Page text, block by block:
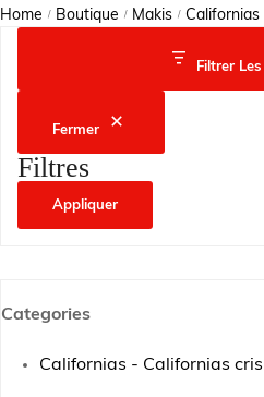
Home / Boutique / Makis / Californias
Filtrer
Fermer
Filtres
Appliquer
Categories
Californias - Californias